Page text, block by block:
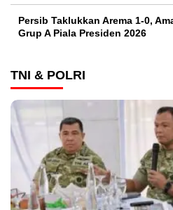
Persib Taklukkan Arema 1-0,
Grup A Piala Presiden 2026
TNI & POLRI